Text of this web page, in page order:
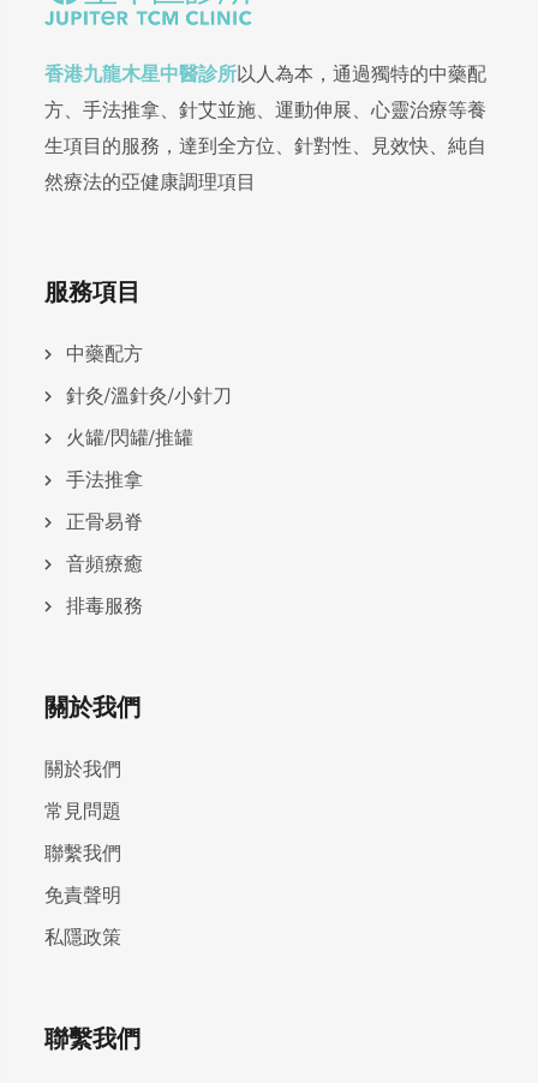
香港九龍木星中醫診所以人為本，通過獨特的中藥配
方、手法推拿、針艾並施、運動伸展、心靈治療等養
生項目的服務，達到全方位、針對性、見效快、純自
然療法的亞健康調理項目
服務項目
中藥配方
針灸/溫針灸/小針刀
火罐/閃罐/推罐
手法推拿
正骨易脊
⾳頻療癒
排毒服務
關於我們
關於我們
常見問題
聯繫我們
免責聲明
私隱政策
聯繫我們